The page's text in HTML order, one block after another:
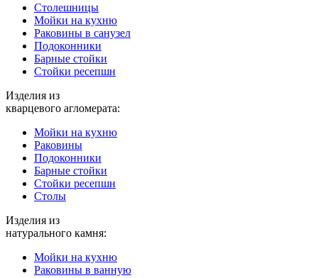
Столешницы
Мойки на кухню
Раковины в санузел
Подоконники
Барные стойки
Стойки ресепшн
Изделия из
кварцевого агломерата:
Мойки на кухню
Раковины
Подоконники
Барные стойки
Стойки ресепшн
Столы
Изделия из
натурального камня:
Мойки на кухню
Раковины в ванную